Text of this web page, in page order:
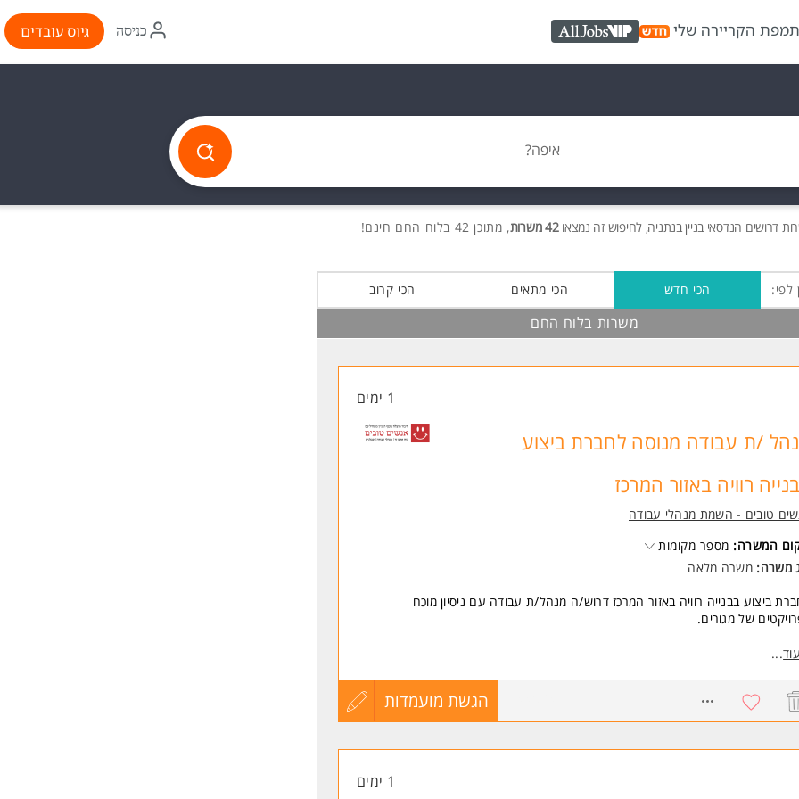
מפת הקריירה שלי AllJobs VIP
איקון
התחברות
כניסה גיוס עובדים
איפה?
דרושים הנדסאי בניין בנתניה, לחיפוש זה נמצאו42 משרות , מתוכן 42 בלוח החם חינם!
לפי: הכי חדש הכי מתאים הכי קרוב
משרות בלוח החם
1 ימים
/ת עבודה מנוסה לחברת ביצוע
רוויה באזור המרכז
טובים - השמת מנהלי עבודה
המשרה: מספר מקומות
משרה: משרה מלאה
ביצוע בבנייה רוויה באזור המרכז דרוש/ה מנהל/ת עבודה עם ניסיון מוכח
של מגורים.
להצטרף לחברה יציבה, מקצועית ובצמיחה, עם הנהלה תומכת וסטנדרט עבודה
אזור המרכז
מלאה
עוד...
הגשת מועמדות
עדכון
1 ימים